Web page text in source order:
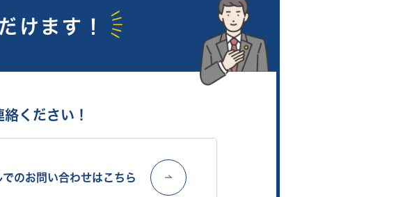
けます！
ください！
でのお問い合わせはこちら